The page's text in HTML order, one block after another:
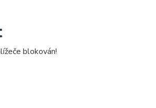
blokován!